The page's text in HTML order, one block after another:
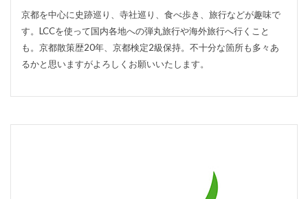
京都を中心に史跡巡り、寺社巡り、食べ歩き、旅行などが趣味で
す。LCCを使って国内各地への弾丸旅行や海外旅行へ行くこと
も。京都散策歴20年、京都検定2級保持。不十分な箇所も多々あ
るかと思いますがよろしくお願いいたします。